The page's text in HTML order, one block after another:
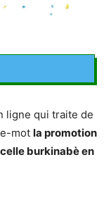
ligne qui traite de
mot la promotion
burkinabè en